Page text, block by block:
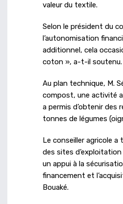
valeur du textile.
Selon le président du
l’autonomisation
additionnel, cela
coton », a-t-il soutenu.
Au plan technique, M.
compost, une activité
a permis d’obtenir des
tonnes de légumes
Le conseiller agricole
des sites
un appui à la
financement et
Bouaké.